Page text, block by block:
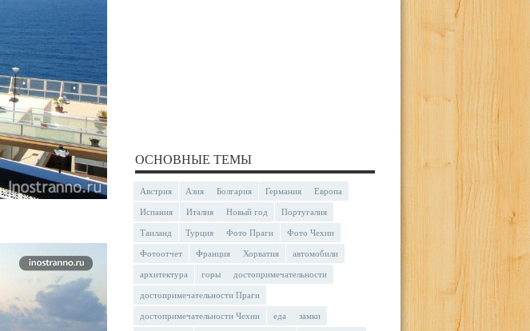
ОСНОВНЫЕ ТЕМЫ
Австрия Азия Болгария Германия Европа
Испания Италия Новый год Португалия
Таиланд Турция Фото Праги Фото Чехии
Фотоотчет Франция Хорватия автомобили
архитектура горы достопримечательности
достопримечательности Праги
достопримечательности Чехии еда замки